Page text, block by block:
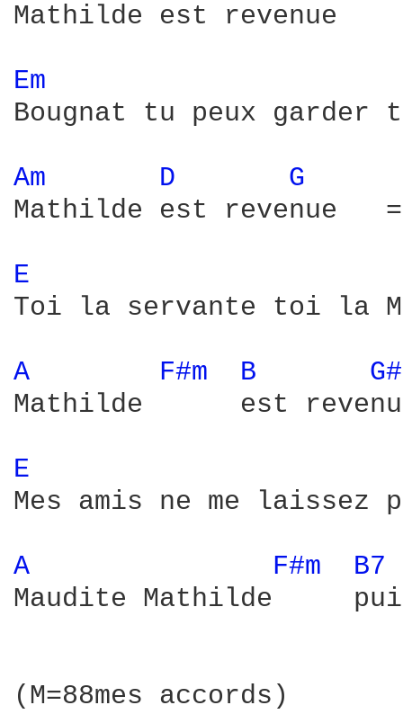
Mathilde est revenue
Em
Bougnat tu peux
Am D
G
Mathilde est revenue
E
Toi la servante toi la
A F#m B
Mathilde      est
E
Mes amis ne me
A F#m
B7
Maudite Mathilde
(M=88mes accords)